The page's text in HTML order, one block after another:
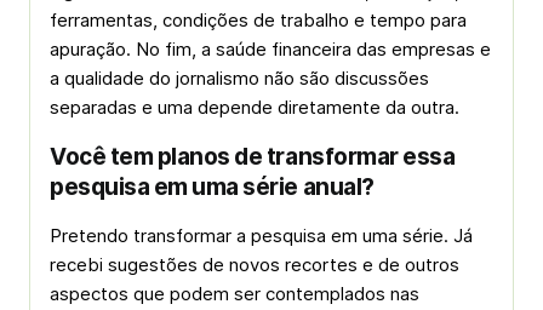
ferramentas, condições de trabalho e tempo para
apuração. No fim, a saúde financeira das empresas e
a qualidade do jornalismo não são discussões
separadas e uma depende diretamente da outra.
Você tem planos de transformar essa
pesquisa em uma série anual?
Pretendo transformar a pesquisa em uma série. Já
recebi sugestões de novos recortes e de outros
aspectos que podem ser contemplados nas